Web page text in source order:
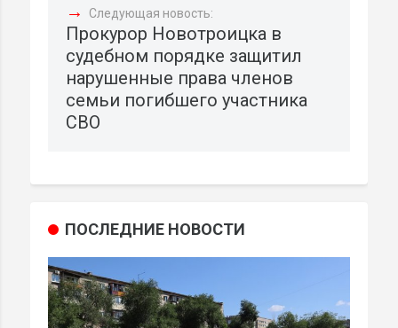
→ Следующая новость:
Прокурор Новотроицка в
судебном порядке защитил
нарушенные права членов
семьи погибшего участника
СВО
ПОСЛЕДНИЕ НОВОСТИ